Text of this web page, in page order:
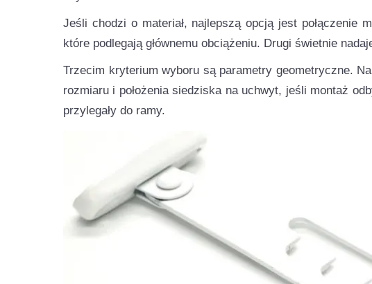
Jeśli chodzi o materiał, najlepszą opcją jest połączenie
które podlegają głównemu obciążeniu. Drugi świetnie
Trzecim kryterium wyboru są parametry geometryczne.
rozmiaru i położenia siedziska na uchwyt, jeśli montaż
przylegały do ramy.